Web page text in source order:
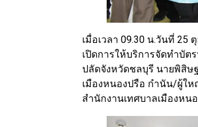
เมื่อเวลา 09.30 น.วันที่
เปิดการให้บริการจัดทำบั
ปลัดจังหวัดชลบุรี นายพิสิษ
เมืองหนองปรือ กำนัน/ผู้ใ
สำนักงานเทศบาลเมืองหน